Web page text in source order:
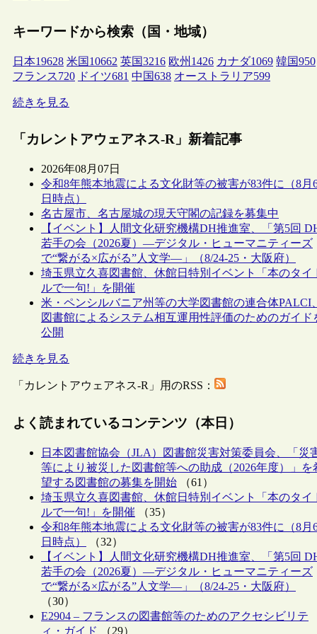
キーワードから検索（国・地域）
日本19628 米国 10662 英国3216 欧州 1426 カナダ1069 韓国950
フランス720 ドイツ681 中国638 オーストラリア599
続きを見る
「カレントアウェアネス-R」新着記事
2026年08月07日
令和8年熊本地震による文化財等の被害が83件に（8月
日時点）
名古屋市、名古屋城の現天守閣の記録を募集中
【イベント】人間文化研究機構DH推進室、「第5回
若手の会（2026夏）―デジタル・ヒューマニティーズ
で“繋がる×広がる”人文学―」（8/24-25・大阪府）
埼玉県立久喜図書館、休館日特別イベント「本のタイ
ルで一句!」を開催
米・ペンシルバニア州等の大学図書館の連合体PALCI、
図書館によるシステム相互運用性評価のためのガイド
公開
続きを見る
「カレントアウェアネス-R」用のRSS：
よく読まれているコンテンツ（本日）
日本図書館協会（JLA）図書館災害対策委員会、「災
等により被災した図書館等への助成（2026年度）」を
望する図書館の募集を開始 （61）
埼玉県立久喜図書館、休館日特別イベント「本のタイ
ルで一句!」を開催 （35）
令和8年熊本地震による文化財等の被害が83件に（8月
日時点）
（32）
【イベント】人間文化研究機構DH推進室、「第5回
若手の会（2026夏）―デジタル・ヒューマニティーズ
で“繋がる×広がる”人文学―」（8/24-25・大阪府）
（30）
E2904 – フランスの図書館等のためのアクセシビリテ
ィ・ガイド
（29）